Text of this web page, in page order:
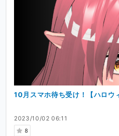
2023/10/02 06:11
8
10月スマホ待ち受け！【ハロウ